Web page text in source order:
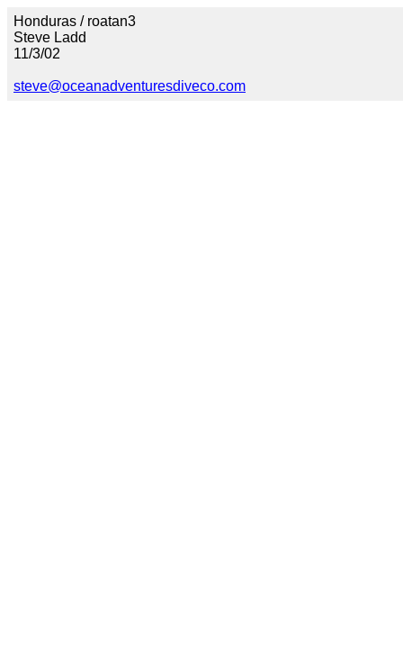
Honduras / roatan3
Steve Ladd
11/3/02
steve@oceanadventuresdiveco.com